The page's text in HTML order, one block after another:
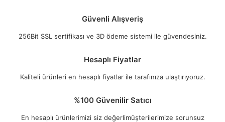
Güvenli Alışveriş
256Bit SSL sertifikası ve 3D ödeme sistemi ile güvendesiniz.
Hesaplı Fiyatlar
Kaliteli ürünleri en hesaplı fiyatlar ile tarafınıza ulaştırıyoruz.
%100 Güvenilir Satıcı
En hesaplı ürünlerimizi siz değerlimüşterilerimize sorunsuz